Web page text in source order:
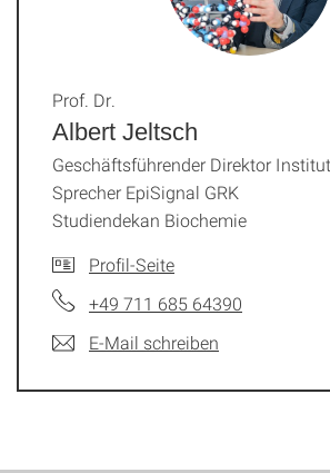
Albert Jeltsch
Prof. Dr.
Geschäftsführender Direktor
Sprecher EpiSignal GRK
Studiendekan Biochemie
Profil-Seite
+49 711 685 64390
E-Mail schreiben